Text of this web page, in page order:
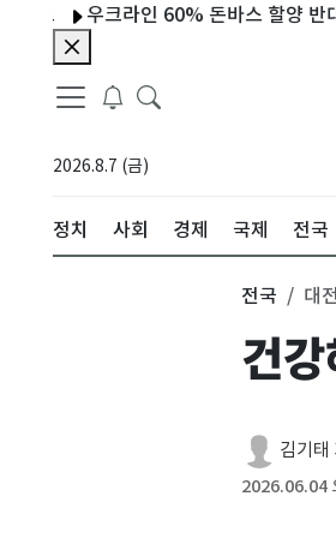
우크라인 60% 돈바스 할양 반대
2026.8.7 (금)
정치 사회 경제 국제 전국
전국 대
건
김기태
2026.06.04